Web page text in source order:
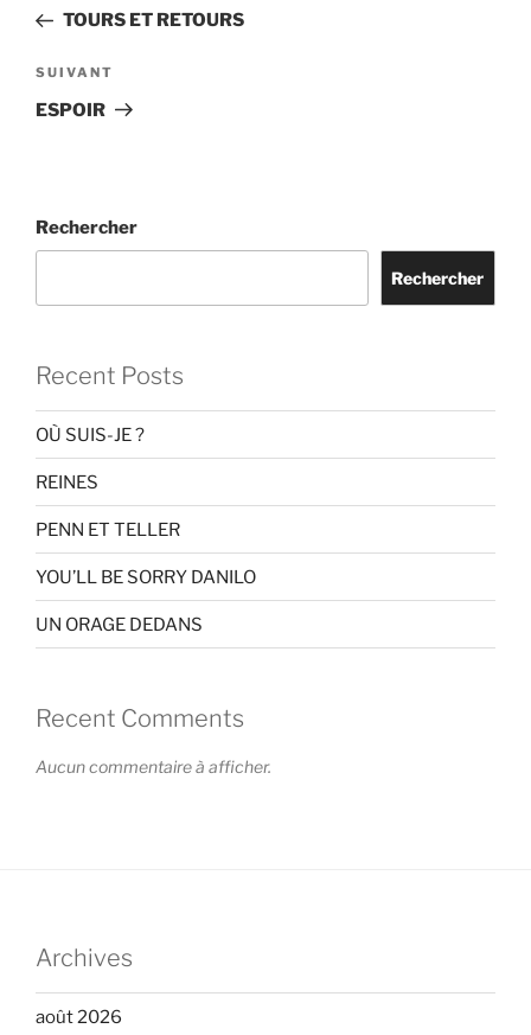
l’article
précédent
TOURS ET RETOURS
Article
suivant
SUIVANT
ESPOIR
Rechercher
Rechercher
Recent Posts
OÙ SUIS-JE ?
REINES
PENN ET TELLER
YOU’LL BE SORRY DANILO
UN ORAGE DEDANS
Recent Comments
Aucun commentaire à afficher.
Archives
août 2026